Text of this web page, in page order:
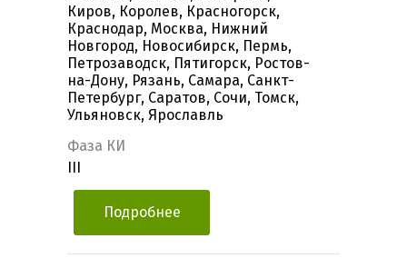
Киров, Королев, Красногорск,
Краснодар, Москва, Нижний
Новгород, Новосибирск, Пермь,
Петрозаводск, Пятигорск, Ростов-
на-Дону, Рязань, Самара, Санкт-
Петербург, Саратов, Сочи, Томск,
Ульяновск, Ярославль
Фаза КИ
Подробнее